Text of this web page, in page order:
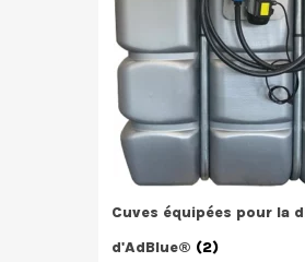
Cuves équipées pour la
d'AdBlue® (2)